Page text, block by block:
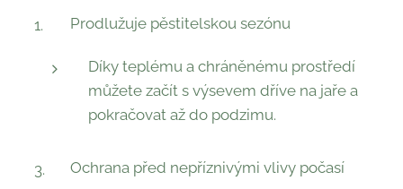
Prodlužuje pěstitelskou sezónu
Díky teplému a chráněnému prostředí
můžete začít s výsevem dříve na jaře a
pokračovat až do podzimu.
Ochrana před nepříznivými vlivy počasí